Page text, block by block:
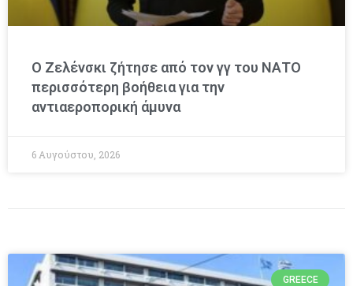
Ο Ζελένσκι ζήτησε από τον γγ του ΝΑΤΟ
περισσότερη βοήθεια για την
αντιαεροπορική άμυνα
6 Αυγούστου, 2026
GREECE